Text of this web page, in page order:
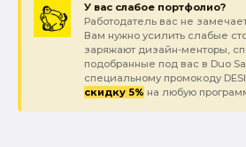
У вас слабое портфолио?
Работодатель вас не
Вам нужно усилить слабые
заряжают дизайн-менторы,
подобранные под вас в Duo
специальному промокоду
скидку 5% на любую